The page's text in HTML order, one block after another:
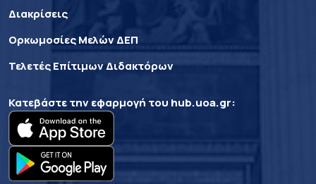
Διακρίσεις
Ορκωμοσίες Μελών ΔΕΠ
Τελετές Επίτιμων Διδακτόρων
Κατεβάστε την εφαρμογή του hub.uoa.gr: